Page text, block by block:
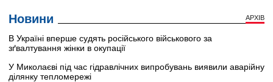
Новини АРХІВ
В Україні вперше судять російського військового за
зґвалтування жінки в окупації
У Миколаєві під час гідравлічних випробувань виявили аварійну
ділянку тепломережі